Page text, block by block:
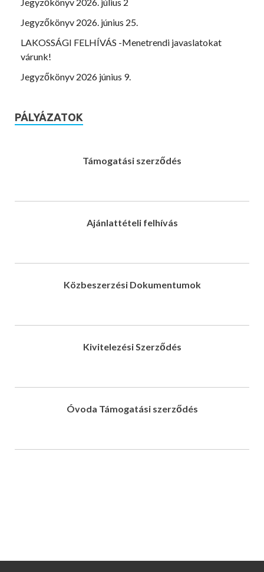
Jegyzőkönyv 2026. június 25.
LAKOSSÁGI FELHÍVÁS -Menetrendi javaslatokat
várunk!
Jegyzőkönyv 2026 június 9.
PÁLYÁZATOK
Támogatási szerződés
Ajánlattételi felhívás
Közbeszerzési Dokumentumok
Kivitelezési Szerződés
Óvoda Támogatási szerződés